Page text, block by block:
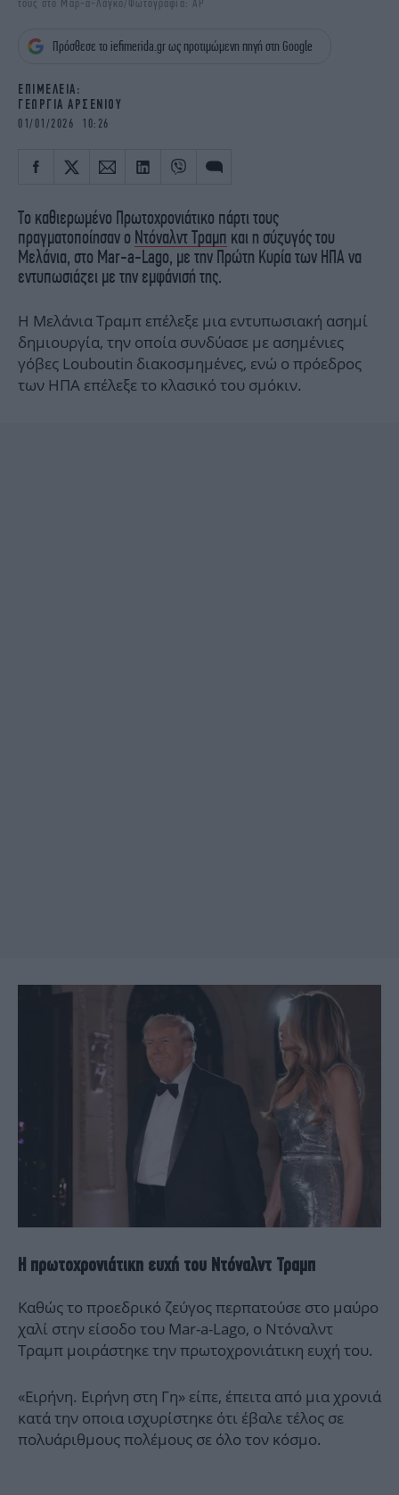
iBOOKS
OSCARS
NEWSLETTER
τους στο Μαρ-α-Λάγκο/Φωτογραφία: AP
Πρόσθεσε το iefimerida.gr ως προτιμώμενη πηγή στη Google
EΠΙΜΕΛΕΙΑ:
ΓΕΩΡΓΙΑ ΑΡΣΕΝΙΟΥ
01/01/2026 10:26
Το καθιερωμένο Πρωτοχρονιάτικο πάρτι τους
πραγματοποίησαν ο Ντόναλντ Τραμπ και η σύζυγός του
Μελάνια, στο Mar-a-Lago, με την Πρώτη Κυρία των ΗΠΑ να
εντυπωσιάζει με την εμφάνισή της.
Η Μελάνια Τραμπ επέλεξε μια εντυπωσιακή ασημί
δημιουργία, την οποία συνδύασε με ασημένιες
γόβες Louboutin διακοσμημένες, ενώ ο πρόεδρος
των ΗΠΑ επέλεξε το κλασικό του σμόκιν.
Η πρωτοχρονιάτικη ευχή του Ντόναλντ Τραμπ
Καθώς το προεδρικό ζεύγος περπατούσε στο μαύρο
χαλί στην είσοδο του Mar-a-Lago, ο Ντόναλντ
Τραμπ μοιράστηκε την πρωτοχρονιάτικη ευχή του.
«Ειρήνη. Ειρήνη στη Γη» είπε, έπειτα από μια χρονιά
κατά την οποια ισχυρίστηκε ότι έβαλε τέλος σε
πολυάριθμους πολέμους σε όλο τον κόσμο.